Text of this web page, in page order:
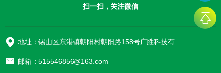
扫一扫，关注微信
地址：锡山区东港镇朝阳村朝阳路158号广胜科技有限公司
邮箱：515546856@163.com